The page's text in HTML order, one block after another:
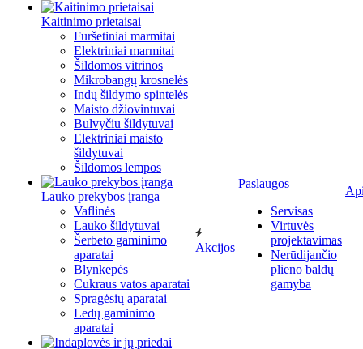
Kaitinimo prietaisai
Furšetiniai marmitai
Elektriniai marmitai
Šildomos vitrinos
Mikrobangų krosnelės
Indų šildymo spintelės
Maisto džiovintuvai
Bulvyčiu šildytuvai
Elektriniai maisto
šildytuvai
Šildomos lempos
Lauko prekybos įranga
Vaflinės
Lauko šildytuvai
Šerbeto gaminimo
aparatai
Blynkepės
Cukraus vatos aparatai
Spragėsių aparatai
Ledų gaminimo
aparatai
Akcijos
Paslaugos
Servisas
Virtuvės
projektavimas
Nerūdijančio
plieno baldų
gamyba